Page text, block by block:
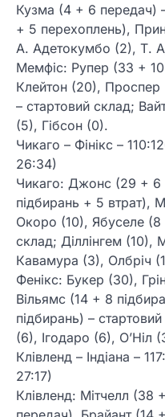
Кузма (4 + 6 передач)
+ 5 перехоплень),
А. Адетокумбо (2), Т.
Мемфіс: Рупер (33 +
Клейтон (20), Проспер
– стартовий склад;
(5), Гібсон (0).
Чикаго – Фінікс –
26:34)
Чикаго: Джонс (29 + 6
підбирань + 5 втрат),
Окоро (10), Ябуселе (8
склад; Діллінгем (10),
Кавамура (3), Олбріч
Фенікс: Букер (30),
Вільямс (14 + 8
підбирань) –
(6), Ігодаро (6), О’Ніл
Клівленд – Індіана –
27:17)
Клівленд: Мітчелл